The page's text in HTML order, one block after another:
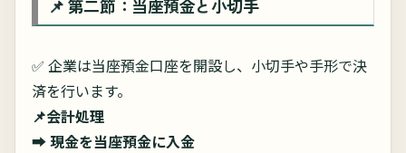
📌 第二節：当座預金と小切手
✅ 企業は当座預金口座を開設し、小切手や手形で決
済を行います。
📌会計処理
➡現金を当座預金に入金